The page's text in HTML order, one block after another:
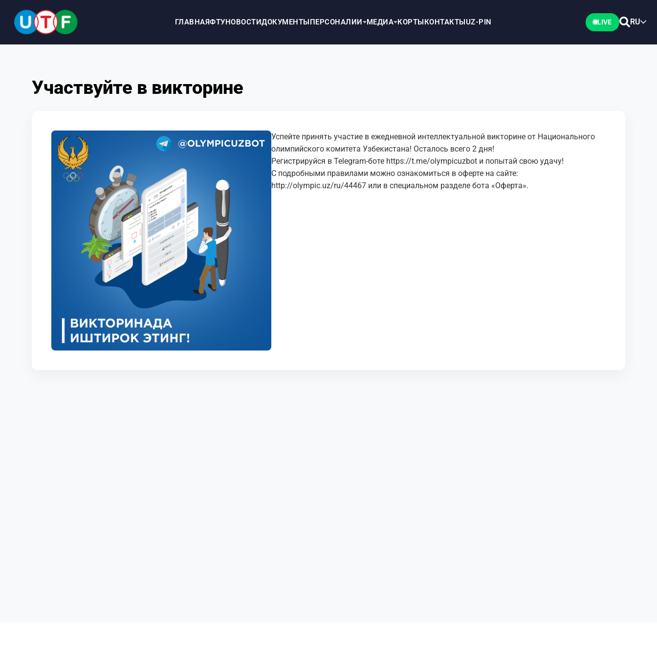
ГЛАВНАЯФТУНОВОСТИДОКУМЕНТЫПЕРСОНАЛИИ МЕДИА КОРТЫКОНТАКТЫUZ-PIN LIVE RU
НОВОСТИ
ДОКУМЕНТЫ
ПЕРСОНАЛИИ
Участвуйте в викторине
Успейте принять участие в ежедневной интеллектуальной викторине от Национального
олимпийского комитета Узбекистана! Осталось всего 2 дня!
Регистрируйся в Telegram-боте https://t.me/olympicuzbot и попытай свою удачу!
С подробными правилами можно ознакомиться в оферте на сайте:
http://olympic.uz/ru/44467 или в специальном разделе бота «Оферта».